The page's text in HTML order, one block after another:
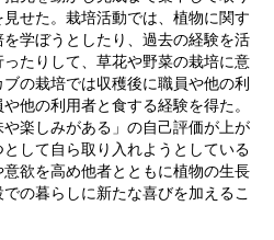
せた。栽培活動では、植物に関す
学ぼうとしたり、過去の経験を活
たりして、草花や野菜の栽培に意
の栽培では収穫後に職員や他の利
他の利用者と食する経験を得た。
楽しみがある」の自己評価が上が
して自ら取り入れようとしている
欲を高め他者とともに植物の生長
の暮らしに新たな喜びを加えるこ